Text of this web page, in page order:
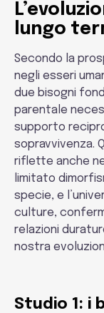
lungo
Secondo la
negli esseri
due bisogni
parentale
supporto
sopravvivenza.
riflette anche
limitato
specie, e
culture,
relazioni
nostra
Studio 1: i